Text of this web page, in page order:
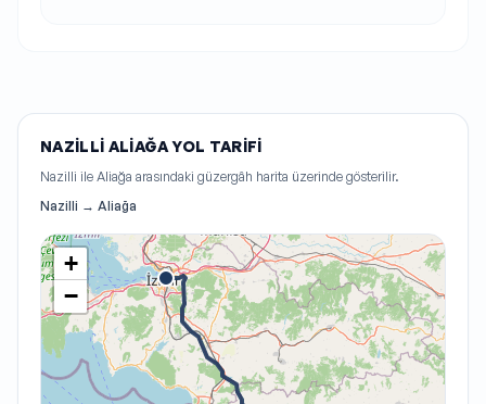
NAZILLI ALIAĞA YOL TARIFI
Nazilli ile Aliağa arasındaki güzergâh harita üzerinde gösterilir.
Nazilli → Aliağa
+
−